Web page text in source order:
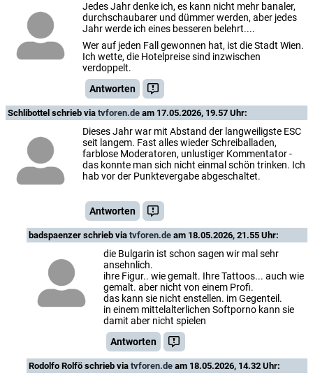
Jedes Jahr denke ich, es kann nicht mehr banaler,
durchschaubarer und dümmer werden, aber jedes
Jahr werde ich eines besseren belehrt....
Wer auf jeden Fall gewonnen hat, ist die Stadt Wien.
Ich wette, die Hotelpreise sind inzwischen
verdoppelt.
Antworten
Schlibottel schrieb via tvforen.de am 17.05.2026, 19.57 Uhr:
Dieses Jahr war mit Abstand der langweiligste ESC
seit langem. Fast alles wieder Schreiballaden,
farblose Moderatoren, unlustiger Kommentator -
das konnte man sich nicht einmal schön trinken. Ich
hab vor der Punktevergabe abgeschaltet.
Antworten
badspaenzer schrieb via tvforen.de am 18.05.2026, 21.55 Uhr:
die Bulgarin ist schon sagen wir mal sehr
ansehnlich.
ihre Figur.. wie gemalt. Ihre Tattoos... auch wie
gemalt. aber nicht von einem Profi.
das kann sie nicht enstellen. im Gegenteil.
in einem mittelalterlichen Softporno kann sie
damit aber nicht spielen
Antworten
Rodolfo Rolfö schrieb via tvforen.de am 18.05.2026, 14.32 Uhr: